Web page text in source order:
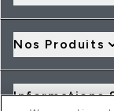
Nos Produits
Informations